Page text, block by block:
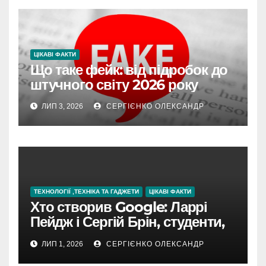
ЦІКАВІ ФАКТИ
Що таке фейк: від підробок до
штучного світу 2026 року
ЛИП 3, 2026 СЕРГІЄНКО ОЛЕКСАНДР
ТЕХНОЛОГІЇ ,ТЕХНІКА ТА ГАДЖЕТИ ЦІКАВІ ФАКТИ
Хто створив Google: Ларрі
Пейдж і Сергій Брін, студенти,
чия ідея підкорила інтернет
ЛИП 1, 2026 СЕРГІЄНКО ОЛЕКСАНДР